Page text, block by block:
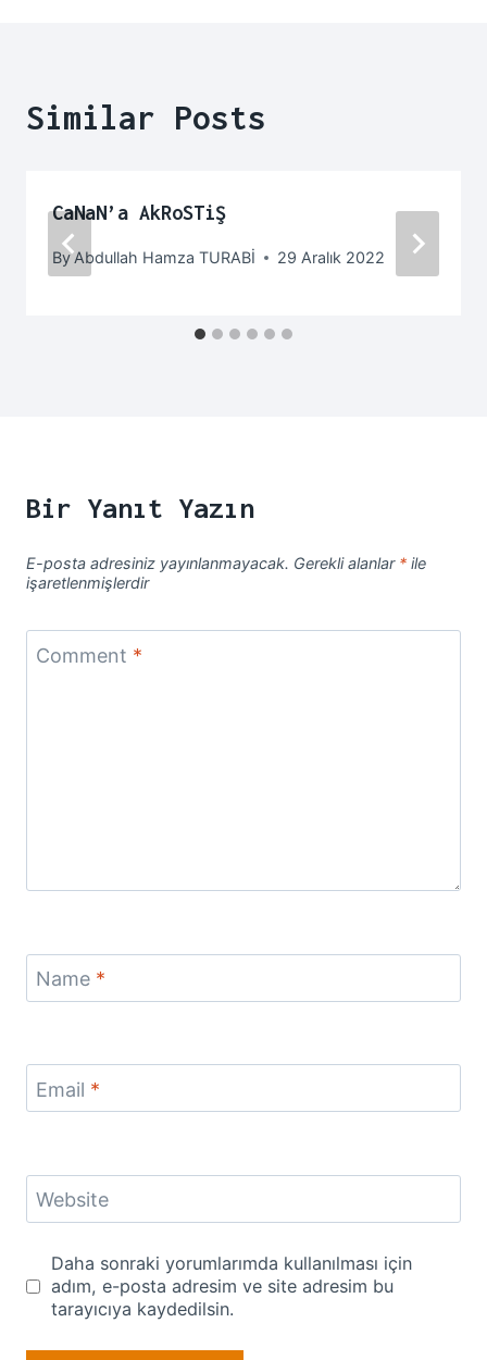
Similar Posts
CaNaN’a AkRoSTiŞ
By Abdullah Hamza TURABİ 29 Aralık 2022
Bir Yanıt Yazın
E-posta adresiniz yayınlanmayacak. Gerekli alanlar * ile
işaretlenmişlerdir
Comment *
Name *
Email *
Website
Daha sonraki yorumlarımda kullanılması için
adım, e-posta adresim ve site adresim bu
tarayıcıya kaydedilsin.